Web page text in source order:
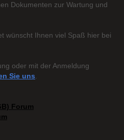
Dokumenten zur Wartung und
wünscht Ihnen viel Spaß hier bei
oder mit der Anmeldung
Sie uns
Forum